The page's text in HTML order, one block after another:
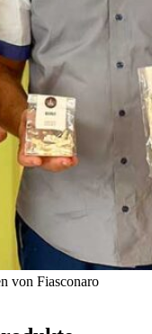
von Fiasconaro